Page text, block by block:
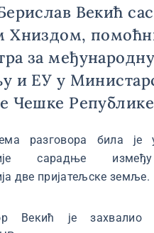
Векић
Хниздом,
за међународну
и ЕУ у
Чешке
разговора била је
сарадње
две пријатељске земље.
Векић је захвалио